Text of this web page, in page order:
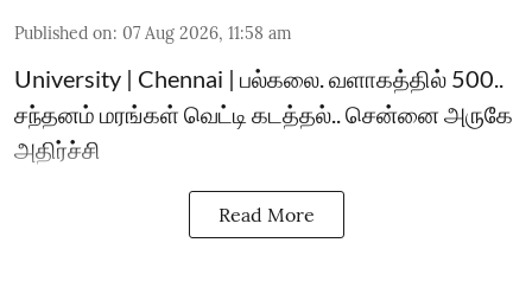
Published on: 07 Aug 2026, 11:58 am
University | Chennai | பல்கலை. வளாகத்தில் 500..
சந்தனம் மரங்கள் வெட்டி கடத்தல்.. சென்னை அருகே
அதிர்ச்சி
Read More